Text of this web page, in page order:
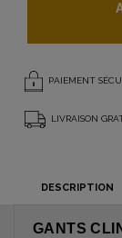
PAIEMENT
LIVRAISON
DESCRIPTION
GANTS